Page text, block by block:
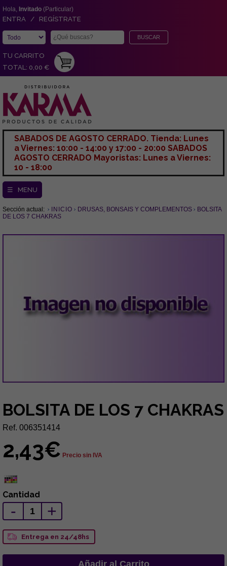
Hola, Invitado (Particular)
ENTRA / REGÍSTRATE
TU CARRITO
TOTAL: 0,00 €
SABADOS DE AGOSTO CERRADO. Tienda: Lunes
a Viernes: 10:00 - 14:00 y 17:00 - 20:00 SABADOS
AGOSTO CERRADO Mayoristas: Lunes a Viernes:
10 - 18:00
☰ MENU
Sección actual: INICIO DRUSAS, BONSAIS Y COMPLEMENTOS
BOLSITA
DE LOS 7 CHAKRAS
BOLSITA DE LOS 7 CHAKRAS
Ref. 006351414
2,43€ Precio sin IVA
Cantidad
- +
Entrega en 24/48hs